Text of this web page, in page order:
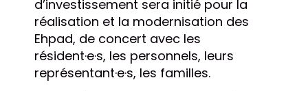
d’investissement sera initié pour la
réalisation et la modernisation des
Ehpad, de concert avec les
résident·e·s, les personnels, leurs
représentant·e·s, les familles.